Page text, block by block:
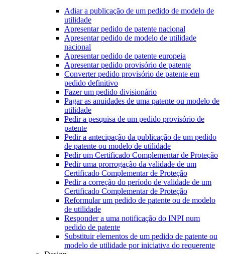
Adiar a publicação de um pedido de modelo de
utilidade
Apresentar pedido de patente nacional
Apresentar pedido de modelo de utilidade
nacional
Apresentar pedido de patente europeia
Apresentar pedido provisório de patente
Converter pedido provisório de patente em
pedido definitivo
Fazer um pedido divisionário
Pagar as anuidades de uma patente ou modelo de
utilidade
Pedir a pesquisa de um pedido provisório de
patente
Pedir a antecipação da publicação de um pedido
de patente ou modelo de utilidade
Pedir um Certificado Complementar de Proteção
Pedir uma prorrogação da validade de um
Certificado Complementar de Proteção
Pedir a correção do período de validade de um
Certificado Complementar de Proteção
Reformular um pedido de patente ou de modelo
de utilidade
Responder a uma notificação do INPI num
pedido de patente
Substituir elementos de um pedido de patente ou
modelo de utilidade por iniciativa do requerente